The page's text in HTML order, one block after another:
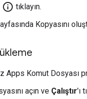
info_outline tıklayın.
Kopyasını
Apps Komut Dosyası
açın ve Çalıştır'ı